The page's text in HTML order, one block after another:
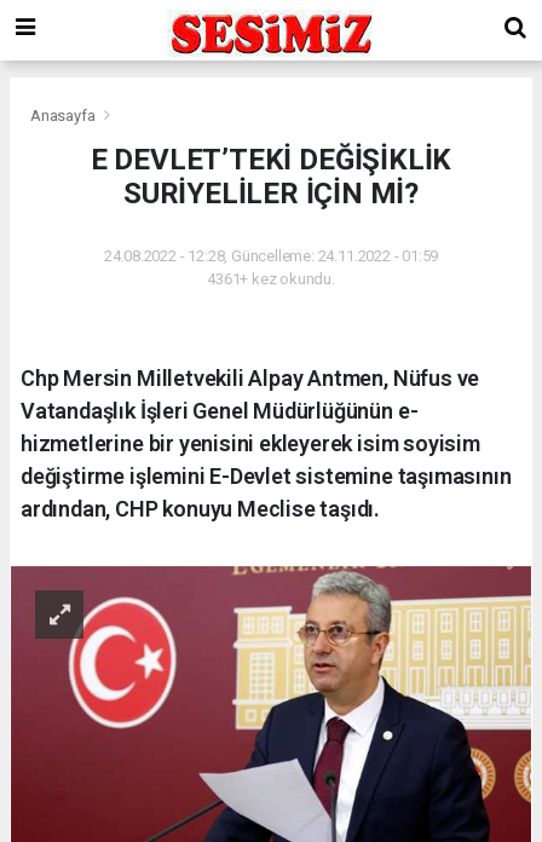
Anasayfa
E DEVLET’TEKİ DEĞİŞİKLİK
SURİYELİLER İÇİN Mİ?
24.08.2022 - 12:28, Güncelleme: 24.11.2022 - 01:59
4361+ kez okundu.
Chp Mersin Milletvekili Alpay Antmen, Nüfus ve
Vatandaşlık İşleri Genel Müdürlüğünün e-
hizmetlerine bir yenisini ekleyerek isim soyisim
değiştirme işlemini E-Devlet sistemine taşımasının
ardından, CHP konuyu Meclise taşıdı.